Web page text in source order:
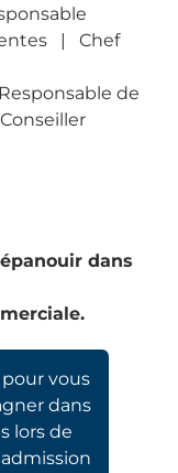
| Chef
de
dans
pour vous
dans
lors de